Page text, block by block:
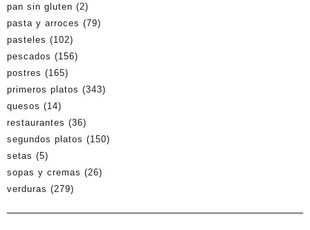
pan sin gluten (2)
pasta y arroces (79)
pasteles (102)
pescados (156)
postres (165)
primeros platos (343)
quesos (14)
restaurantes (36)
segundos platos (150)
setas (5)
sopas y cremas (26)
verduras (279)